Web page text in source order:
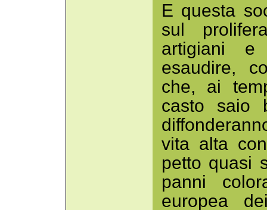
E questa
sul
artigiani e
esaudire,
che, ai
casto saio
vita alta
petto quasi
panni
europea